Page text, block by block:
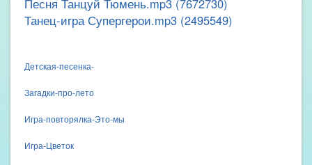
Песня Танцуй Тюмень.mp3 (7672730)
Танец-игра Супергерои.mp3 (2495549)
Детская-песенка-
Загадки-про-лето
Игра-повторялка-Это-мы
Игра-Цветок